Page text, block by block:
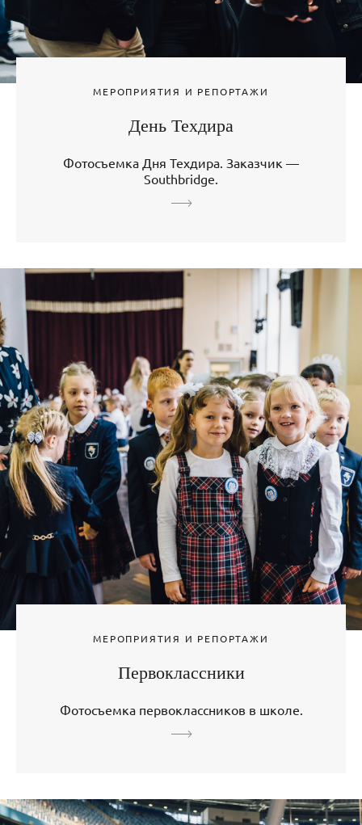
МЕРОПРИЯТИЯ И РЕПОРТАЖИ
День Техдира
Фотосъемка Дня Техдира. Заказчик —
Southbridge.
МЕРОПРИЯТИЯ И РЕПОРТАЖИ
Первоклассники
Фотосъемка первоклассников в школе.